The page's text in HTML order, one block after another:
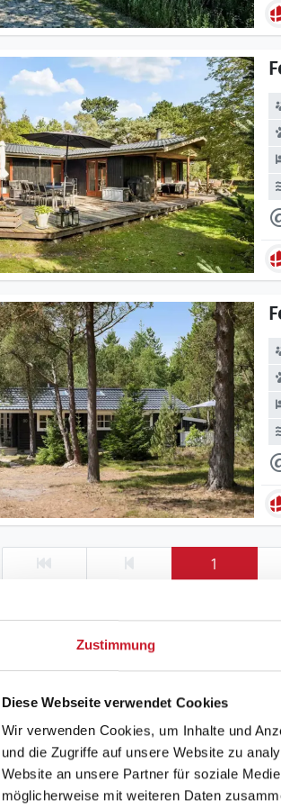
Zustimmung
Diese Webseite verwendet Cookies
Wir verwenden Cookies, um Inhalte und
und die Zugriffe auf unsere Website zu
Website an unsere Partner für soziale
möglicherweise mit weiteren Daten
1
Das Dorf Helberskov
Werfen Sie im Dorf Helberskov
ist ein sogenanntes Winkeldorf mit
Versammlungsplatz der
schöne Aussicht auf die Natur des